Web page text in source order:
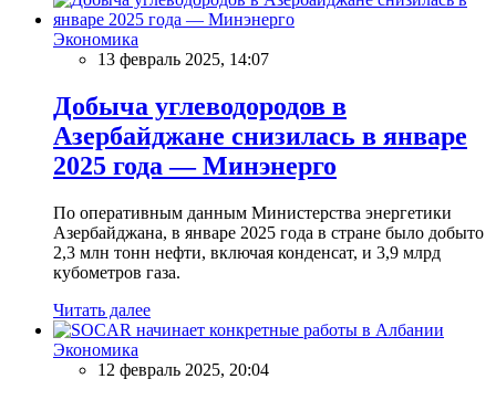
Экономика
13 февраль 2025, 14:07
Добыча углеводородов в
Азербайджане снизилась в январе
2025 года — Минэнерго
По оперативным данным Министерства энергетики
Азербайджана, в январе 2025 года в стране было добыто
2,3 млн тонн нефти, включая конденсат, и 3,9 млрд
кубометров газа.
Читать далее
Экономика
12 февраль 2025, 20:04